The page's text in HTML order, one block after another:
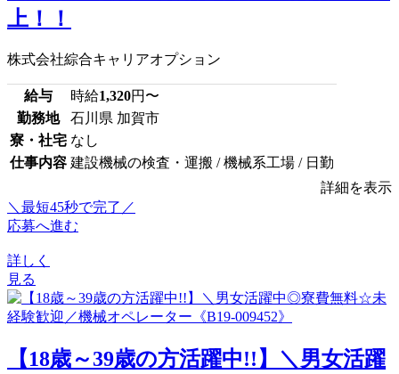
上！！
株式会社綜合キャリアオプション
給与 時給1,320円〜
勤務地
石川県 加賀市
寮・社宅 なし
仕事内容 建設機械の検査・運搬 / 機械系工場 / 日勤
詳細を表示
＼最短45秒で完了／
応募へ進む
詳しく
見る
【18歳～39歳の方活躍中!!】＼男女活躍